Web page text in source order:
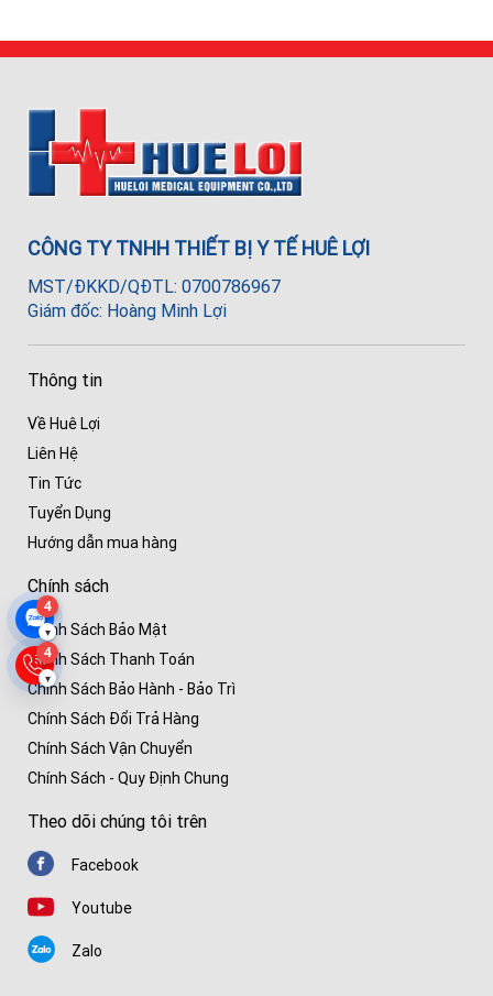
4
▾
4
▾
CÔNG TY TNHH THIẾT BỊ Y TẾ HUÊ LỢI
MST/ĐKKD/QĐTL: 0700786967
Giám đốc: Hoàng Minh Lợi
Thông tin
Về Huê Lợi
Liên Hệ
Tin Tức
Tuyển Dụng
Hướng dẫn mua hàng
Chính sách
Chính Sách Bảo Mật
Chính Sách Thanh Toán
Chính Sách Bảo Hành - Bảo Trì
Chính Sách Đổi Trả Hàng
Chính Sách Vận Chuyển
Chính Sách - Quy Định Chung
Theo dõi chúng tôi trên
Facebook
Youtube
Zalo